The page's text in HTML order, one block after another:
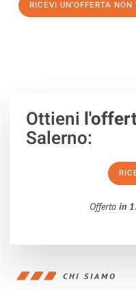
RICEVI UN'OFFERTA
Ottieni
Salerno:
Offerta in
CHI SIAMO